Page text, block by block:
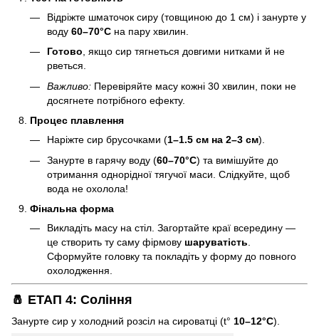
Відріжте шматочок сиру (товщиною до 1 см) і занурте у
воду 60–70°C на пару хвилин.
Готово, якщо сир тягнеться довгими нитками й не
рветься.
Важливо: Перевіряйте масу кожні 30 хвилин, поки не
досягнете потрібного ефекту.
Процес плавлення
Наріжте сир брусочками (1–1.5 см на 2–3 см).
Занурте в гарячу воду (60–70°C) та вимішуйте до
отримання однорідної тягучої маси. Слідкуйте, щоб
вода не охолола!
Фінальна форма
Викладіть масу на стіл. Загортайте краї всередину —
це створить ту саму фірмову шаруватість
Сформуйте головку та покладіть у форму до повного
охолодження.
🧂 ЕТАП 4: Соління
Занурте сир у холодний розсіл на сироватці (t° 10–12°C).